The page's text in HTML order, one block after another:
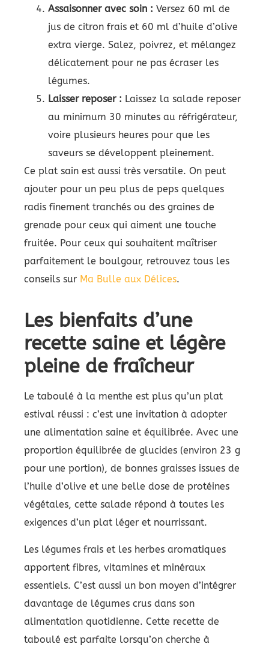
Assaisonner avec soin : Versez 60 ml de
jus de citron frais et 60 ml d’huile d’olive
extra vierge. Salez, poivrez, et mélangez
délicatement pour ne pas écraser les
légumes.
Laisser reposer : Laissez la salade reposer
au minimum 30 minutes au réfrigérateur,
voire plusieurs heures pour que les
saveurs se développent pleinement.
Ce plat sain est aussi très versatile. On peut
ajouter pour un peu plus de peps quelques
radis finement tranchés ou des graines de
grenade pour ceux qui aiment une touche
fruitée. Pour ceux qui souhaitent maîtriser
parfaitement le boulgour, retrouvez tous les
conseils sur Ma Bulle aux Délices.
Les bienfaits d’une
recette saine et légère
pleine de fraîcheur
Le taboulé à la menthe est plus qu’un plat
estival réussi : c’est une invitation à adopter
une alimentation saine et équilibrée. Avec une
proportion équilibrée de glucides (environ 23 g
pour une portion), de bonnes graisses issues de
l’huile d’olive et une belle dose de protéines
végétales, cette salade répond à toutes les
exigences d’un plat léger et nourrissant.
Les légumes frais et les herbes aromatiques
apportent fibres, vitamines et minéraux
essentiels. C’est aussi un bon moyen d’intégrer
davantage de légumes crus dans son
alimentation quotidienne. Cette recette de
taboulé est parfaite lorsqu’on cherche à